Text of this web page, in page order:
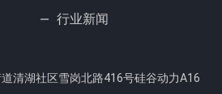
行业新闻
清湖社区雪岗北路416号硅谷动力A16